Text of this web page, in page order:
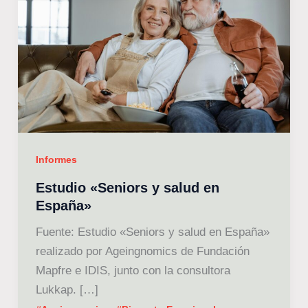
Informes
Estudio «Seniors y salud en
España»
Fuente: Estudio «Seniors y salud en España»
realizado por Ageingnomics de Fundación
Mapfre e IDIS, junto con la consultora
Lukkap. […]